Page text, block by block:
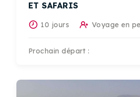
ET SAFARIS
10 jours Voyage en
Prochain départ :